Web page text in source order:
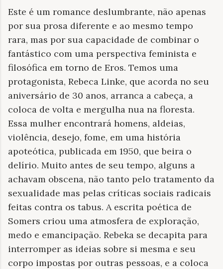
Este é um romance deslumbrante, não apenas
por sua prosa diferente e ao mesmo tempo
rara, mas por sua capacidade de combinar o
fantástico com uma perspectiva feminista e
filosófica em torno de Eros. Temos uma
protagonista, Rebeca Linke, que acorda no seu
aniversário de 30 anos, arranca a cabeça, a
coloca de volta e mergulha nua na floresta.
Essa mulher encontrará homens, aldeias,
violência, desejo, fome, em uma história
apoteótica, publicada em 1950, que beira o
delírio. Muito antes de seu tempo, alguns a
achavam obscena, não tanto pelo tratamento da
sexualidade mas pelas críticas sociais radicais
feitas contra os tabus. A escrita poética de
Somers criou uma atmosfera de exploração,
medo e emancipação. Rebeka se decapita para
interromper as ideias sobre si mesma e seu
corpo impostas por outras pessoas, e a coloca